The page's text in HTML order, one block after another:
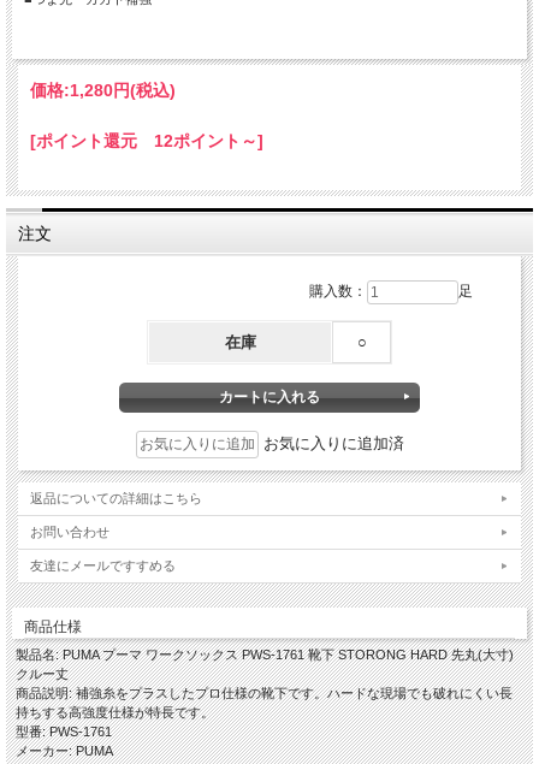
価格:1,280円(税込)
[ポイント還元 12ポイント～]
注文
購入数： 足
在庫 ○
お気に入りに追加済
返品についての詳細はこちら
お問い合わせ
友達にメールですすめる
商品仕様
製品名: PUMA プーマ ワークソックス PWS-1761 靴下 STORONG HARD 先丸(大寸)
クルー丈
商品説明: 補強糸をプラスしたプロ仕様の靴下です。ハードな現場でも破れにくい長
持ちする高強度仕様が特長です。
型番: PWS-1761
メーカー: PUMA